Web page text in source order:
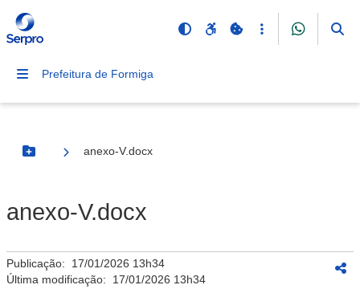
Prefeitura de Formiga
Botão Menu
anexo-V.docx
anexo-V.docx
Publicação: 17/01/2026 13h34
Última modificação: 17/01/2026 13h34